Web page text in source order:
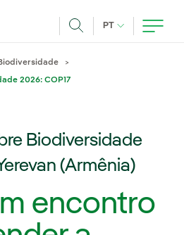
PT IDIOMA ATUAL,
2026: COP17
Biodiversidade
(Armênia)
encontro